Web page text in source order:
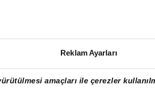
Reklam Ayarları
amaçları ile çerezler
bağımlılıklar
olduğunu bu
oluşturmak için
etti.